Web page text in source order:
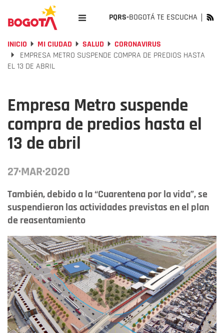
PQRS-BOGOTÁ TE ESCUCHA
INICIO MI CIUDAD SALUD
CORONAVIRUS
EMPRESA METRO SUSPENDE COMPRA DE PREDIOS HASTA
EL 13 DE ABRIL
Empresa Metro suspende
compra de predios hasta el
13 de abril
27·MAR·2020
También, debido a la “Cuarentena por la vida”, se
suspendieron las actividades previstas en el plan
de reasentamiento